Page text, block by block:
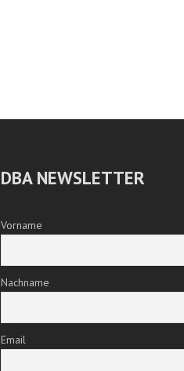
DBA NEWSLETTER
Vorname
Nachname
Email